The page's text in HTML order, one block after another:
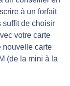
à un forfait
suffit de choisir
votre carte
nouvelle carte
(de la mini à la